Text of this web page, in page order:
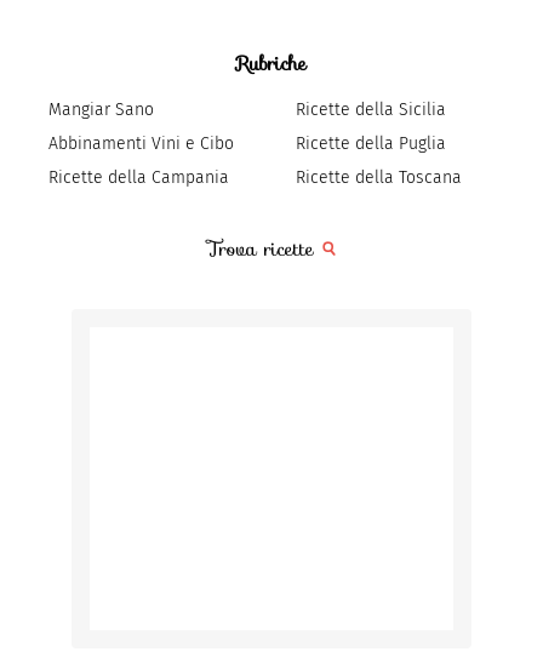
Rubriche
Mangiar Sano
Abbinamenti Vini e Cibo
Ricette della Campania
Ricette della Sicilia
Ricette della Puglia
Ricette della Toscana
Trova ricette